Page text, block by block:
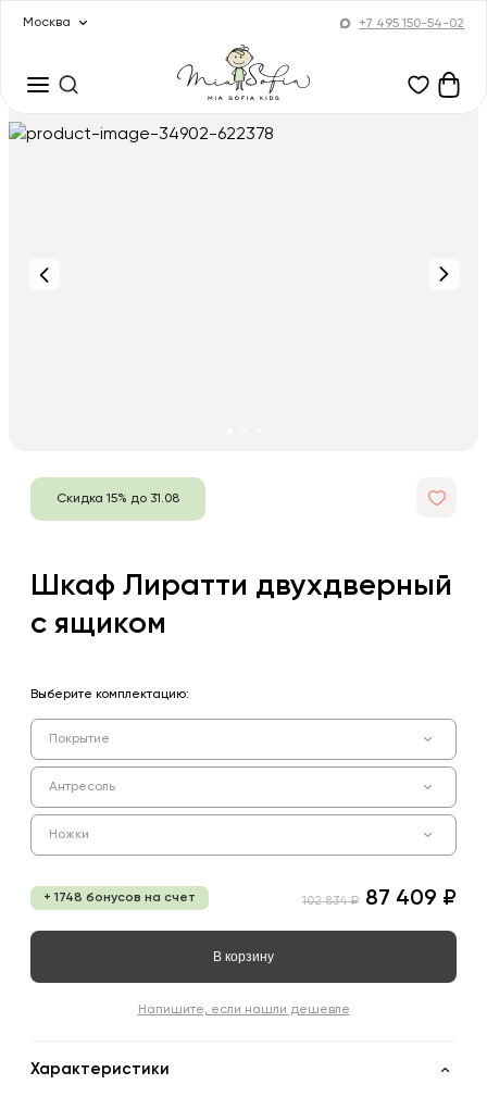
Москва +7 495 150-54-02
Скидка 15% до 31.08
Шкаф Лиратти двухдверный
с ящиком
Выберите комплектацию:
Покрытие
Антресоль
Ножки
+ 1748 бонусов на счет 102 834 ₽ 87 409 ₽
В корзину
Напишите, если нашли дешевле
Характеристики